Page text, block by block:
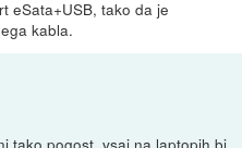
eSata+USB, tako da je
kabla.
tako pogost, vsaj na laptopih bi